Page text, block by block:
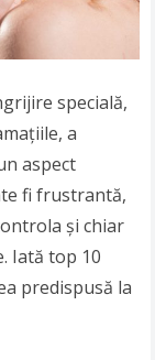
specială,
a
aspect
fi frustrantă,
și chiar
Iată top 10
predispusă la